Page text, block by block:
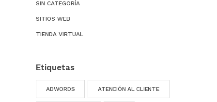
SIN CATEGORÍA
SITIOS WEB
TIENDA VIRTUAL
Etiquetas
ADWORDS ATENCIÓN AL CLIENTE